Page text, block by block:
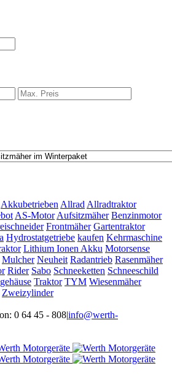
Akkubetrieben Allrad Allradtraktor
AS-Motor Aufsitzmäher Benzinmotor
Frontmäher Gartentraktor
Hydrostatgetriebe kaufen Kehrmaschine
Lithium Ionen Akku Motorsense
Mulcher Neuheit Radantrieb Rasenmäher
Rider Sabo Schneeketten Schneeschild
Traktor TYM Wiesenmäher
Zweizylinder
0 64 45 - 808|info@werth-